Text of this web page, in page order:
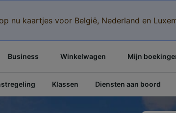
nu kaartjes voor België, Nederland en
Business Winkelwagen Mijn
Klassen Diensten aan boord